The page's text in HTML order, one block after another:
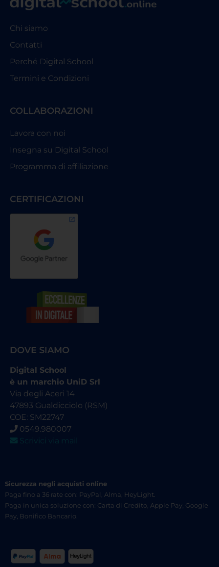
Chi siamo
Contatti
Perché Digital School
Termini e Condizioni
COLLABORAZIONI
Lavora con noi
Insegna su Digital School
Programma di affiliazione
CERTIFICAZIONI
DOVE SIAMO
Digital School
è un marchio UniD Srl
Via degli Aceri 14
47893 Gualdicciolo (RSM)
COE: SM22747
0549.980007
Scrivici via mail
Sicurezza negli acquisti online
Paga fino a 36 rate con: PayPal, Alma, HeyLight.
Paga in unica soluzione con: Carta di Credito, Apple Pay, Google
Pay, Bonifico Bancario.